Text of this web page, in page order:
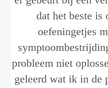
dat het beste is
oefeningetjes
probleem niet
geleerd wat ik in de